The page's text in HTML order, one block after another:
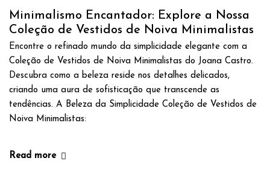
Minimalismo Encantador: Explore a Nossa
Coleção de Vestidos de Noiva Minimalistas
Encontre o refinado mundo da simplicidade elegante com a
Coleção de Vestidos de Noiva Minimalistas do Joana Castro.
Descubra como a beleza reside nos detalhes delicados,
criando uma aura de sofisticação que transcende as
tendências. A Beleza da Simplicidade Coleção de Vestidos de
Noiva Minimalistas:
Read more